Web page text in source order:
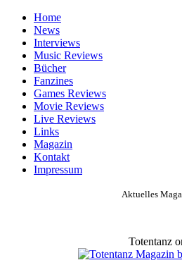
Home
News
Interviews
Music Reviews
Bücher
Fanzines
Games Reviews
Movie Reviews
Live Reviews
Links
Magazin
Kontakt
Impressum
Aktuelles
Totentanz